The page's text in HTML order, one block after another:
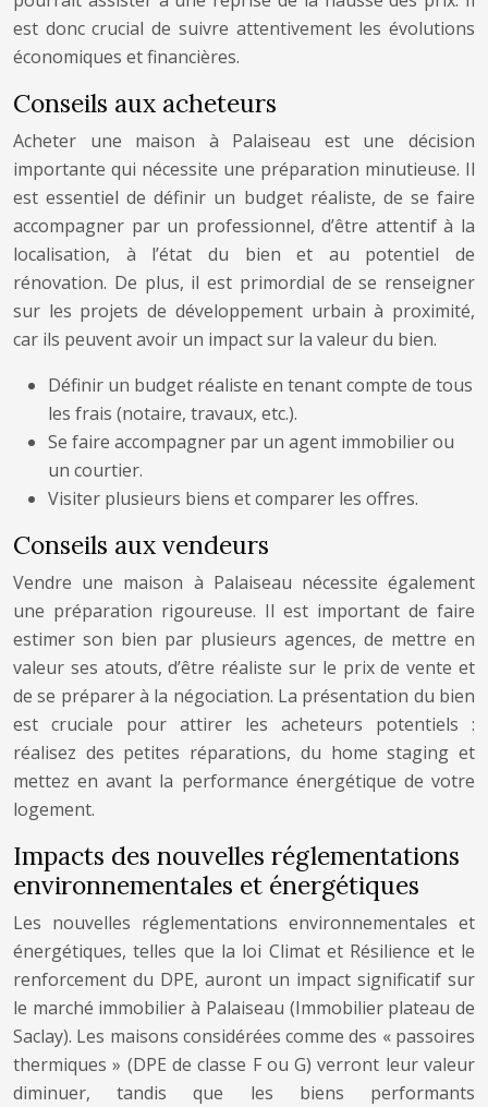
est donc crucial de suivre attentivement les évolutions
économiques et financières.
Conseils aux acheteurs
Acheter une maison à Palaiseau est une décision
importante qui nécessite une préparation minutieuse. Il
est essentiel de définir un budget réaliste, de se faire
accompagner par un professionnel, d’être attentif à la
localisation, à l’état du bien et au potentiel de
rénovation. De plus, il est primordial de se renseigner
sur les projets de développement urbain à proximité,
car ils peuvent avoir un impact sur la valeur du bien.
Définir un budget réaliste en tenant compte de tous
les frais (notaire, travaux, etc.).
Se faire accompagner par un agent immobilier ou
un courtier.
Visiter plusieurs biens et comparer les offres.
Conseils aux vendeurs
Vendre une maison à Palaiseau nécessite également
une préparation rigoureuse. Il est important de faire
estimer son bien par plusieurs agences, de mettre en
valeur ses atouts, d’être réaliste sur le prix de vente et
de se préparer à la négociation. La présentation du bien
est cruciale pour attirer les acheteurs potentiels :
réalisez des petites réparations, du home staging et
mettez en avant la performance énergétique de votre
logement.
Impacts des nouvelles réglementations
environnementales et énergétiques
Les nouvelles réglementations environnementales et
énergétiques, telles que la loi Climat et Résilience et le
renforcement du DPE, auront un impact significatif sur
le marché immobilier à Palaiseau (Immobilier plateau de
Saclay). Les maisons considérées comme des « passoires
thermiques » (DPE de classe F ou G) verront leur valeur
diminuer, tandis que les biens performants